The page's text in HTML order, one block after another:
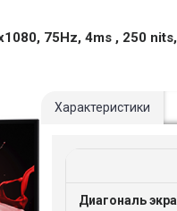
75Hz, 4ms , 250
Характеристики
Диагональ